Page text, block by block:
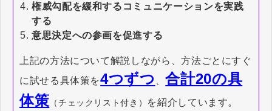
権威勾配を緩和するコミュニケーションを実践
する
意思決定への参画を促進する
上記の方法について解説しながら、方法ごとにすぐ
に試せる具体策を4つずつ 、合計20の具
体策 （チェックリスト付き） を紹介しています。